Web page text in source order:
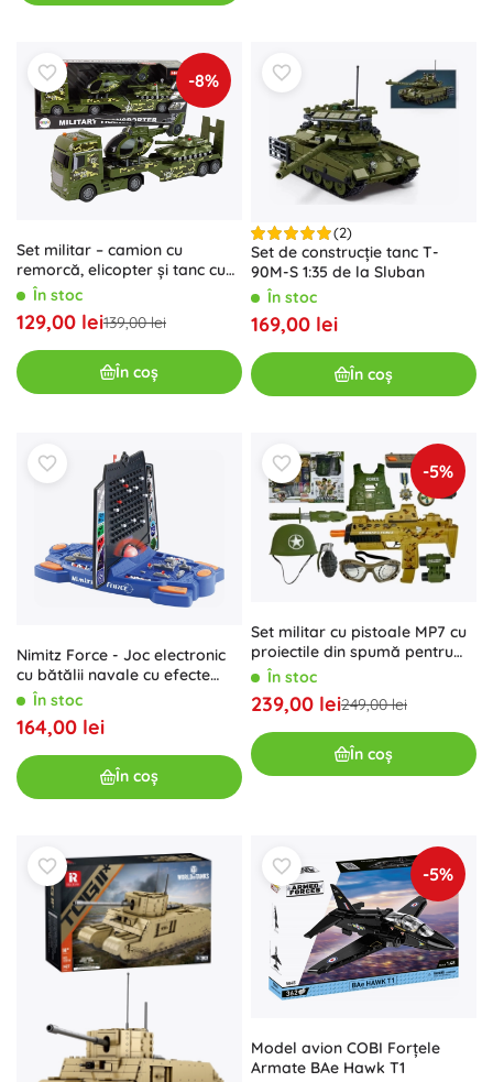
-8%
Set militar – camion cu
remorcă, elicopter și tanc cu
mecanism de inerție
În stoc
129,00 lei139,00 lei
În coș
(2)
Set de construcție tanc T-
90M-S 1:35 de la Sluban
În stoc
169,00 lei
În coș
Nimitz Force - Joc electronic
cu bătălii navale cu efecte
luminoase și sonore
În stoc
164,00 lei
În coș
-5%
Set militar cu pistoale MP7 cu
proiectile din spumă pentru
copiiÎn stoc
239,00 lei249,00 lei
În coș
-5%
Model avion COBI Forțele
Armate BAe Hawk T1